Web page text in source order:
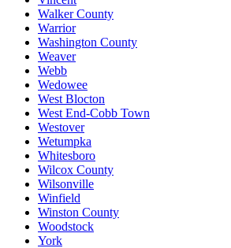
Walker County
Warrior
Washington County
Weaver
Webb
Wedowee
West Blocton
West End-Cobb Town
Westover
Wetumpka
Whitesboro
Wilcox County
Wilsonville
Winfield
Winston County
Woodstock
York